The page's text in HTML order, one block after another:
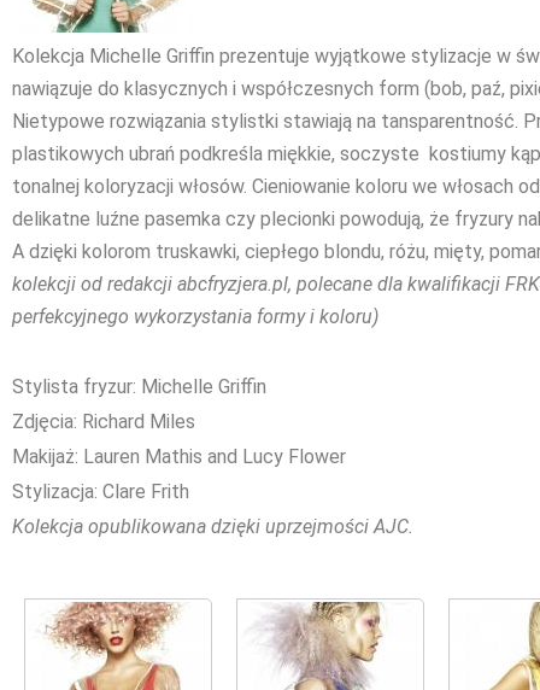
Kolekcja Michelle Griffin prezentuje wyjątkowe stylizacje w
nawiązuje do klasycznych i współczesnych form (bob, paź,
Nietypowe rozwiązania stylistki stawiają na tansparentność.
plastikowych ubrań podkreśla miękkie, soczyste kostiumy
tonalnej koloryzacji włosów. Cieniowanie koloru we włosach
delikatne luźne pasemka czy plecionki powodują, że fryzury
A dzięki kolorom truskawki, ciepłego blondu, różu, mięty,
kolekcji od redakcji abcfryzjera.pl, polecane dla kwalifikacji
perfekcyjnego wykorzystania formy i koloru)
Stylista fryzur: Michelle Griffin
Zdjęcia: Richard Miles
Makijaż: Lauren Mathis and Lucy Flower
Stylizacja: Clare Frith
Kolekcja opublikowana dzięki uprzejmości AJC.